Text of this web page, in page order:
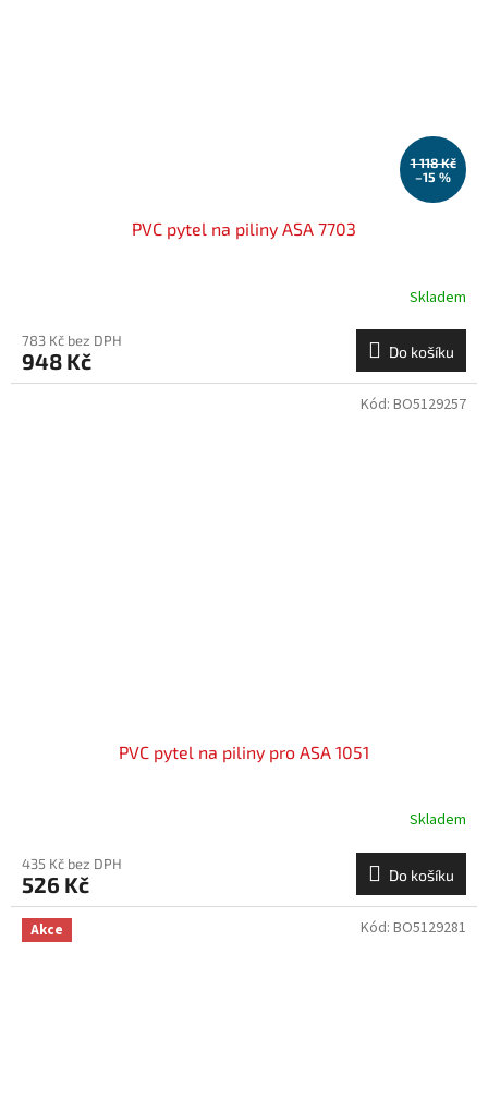
1 118 Kč
–15 %
PVC pytel na piliny ASA 7703
Skladem
783 Kč bez DPH
948 Kč Do košíku
PVC pytel na piliny pro ASA 1051
Skladem
435 Kč bez DPH
526 Kč Do košíku
Kód: BO5129257
Akce Kód: BO5129281